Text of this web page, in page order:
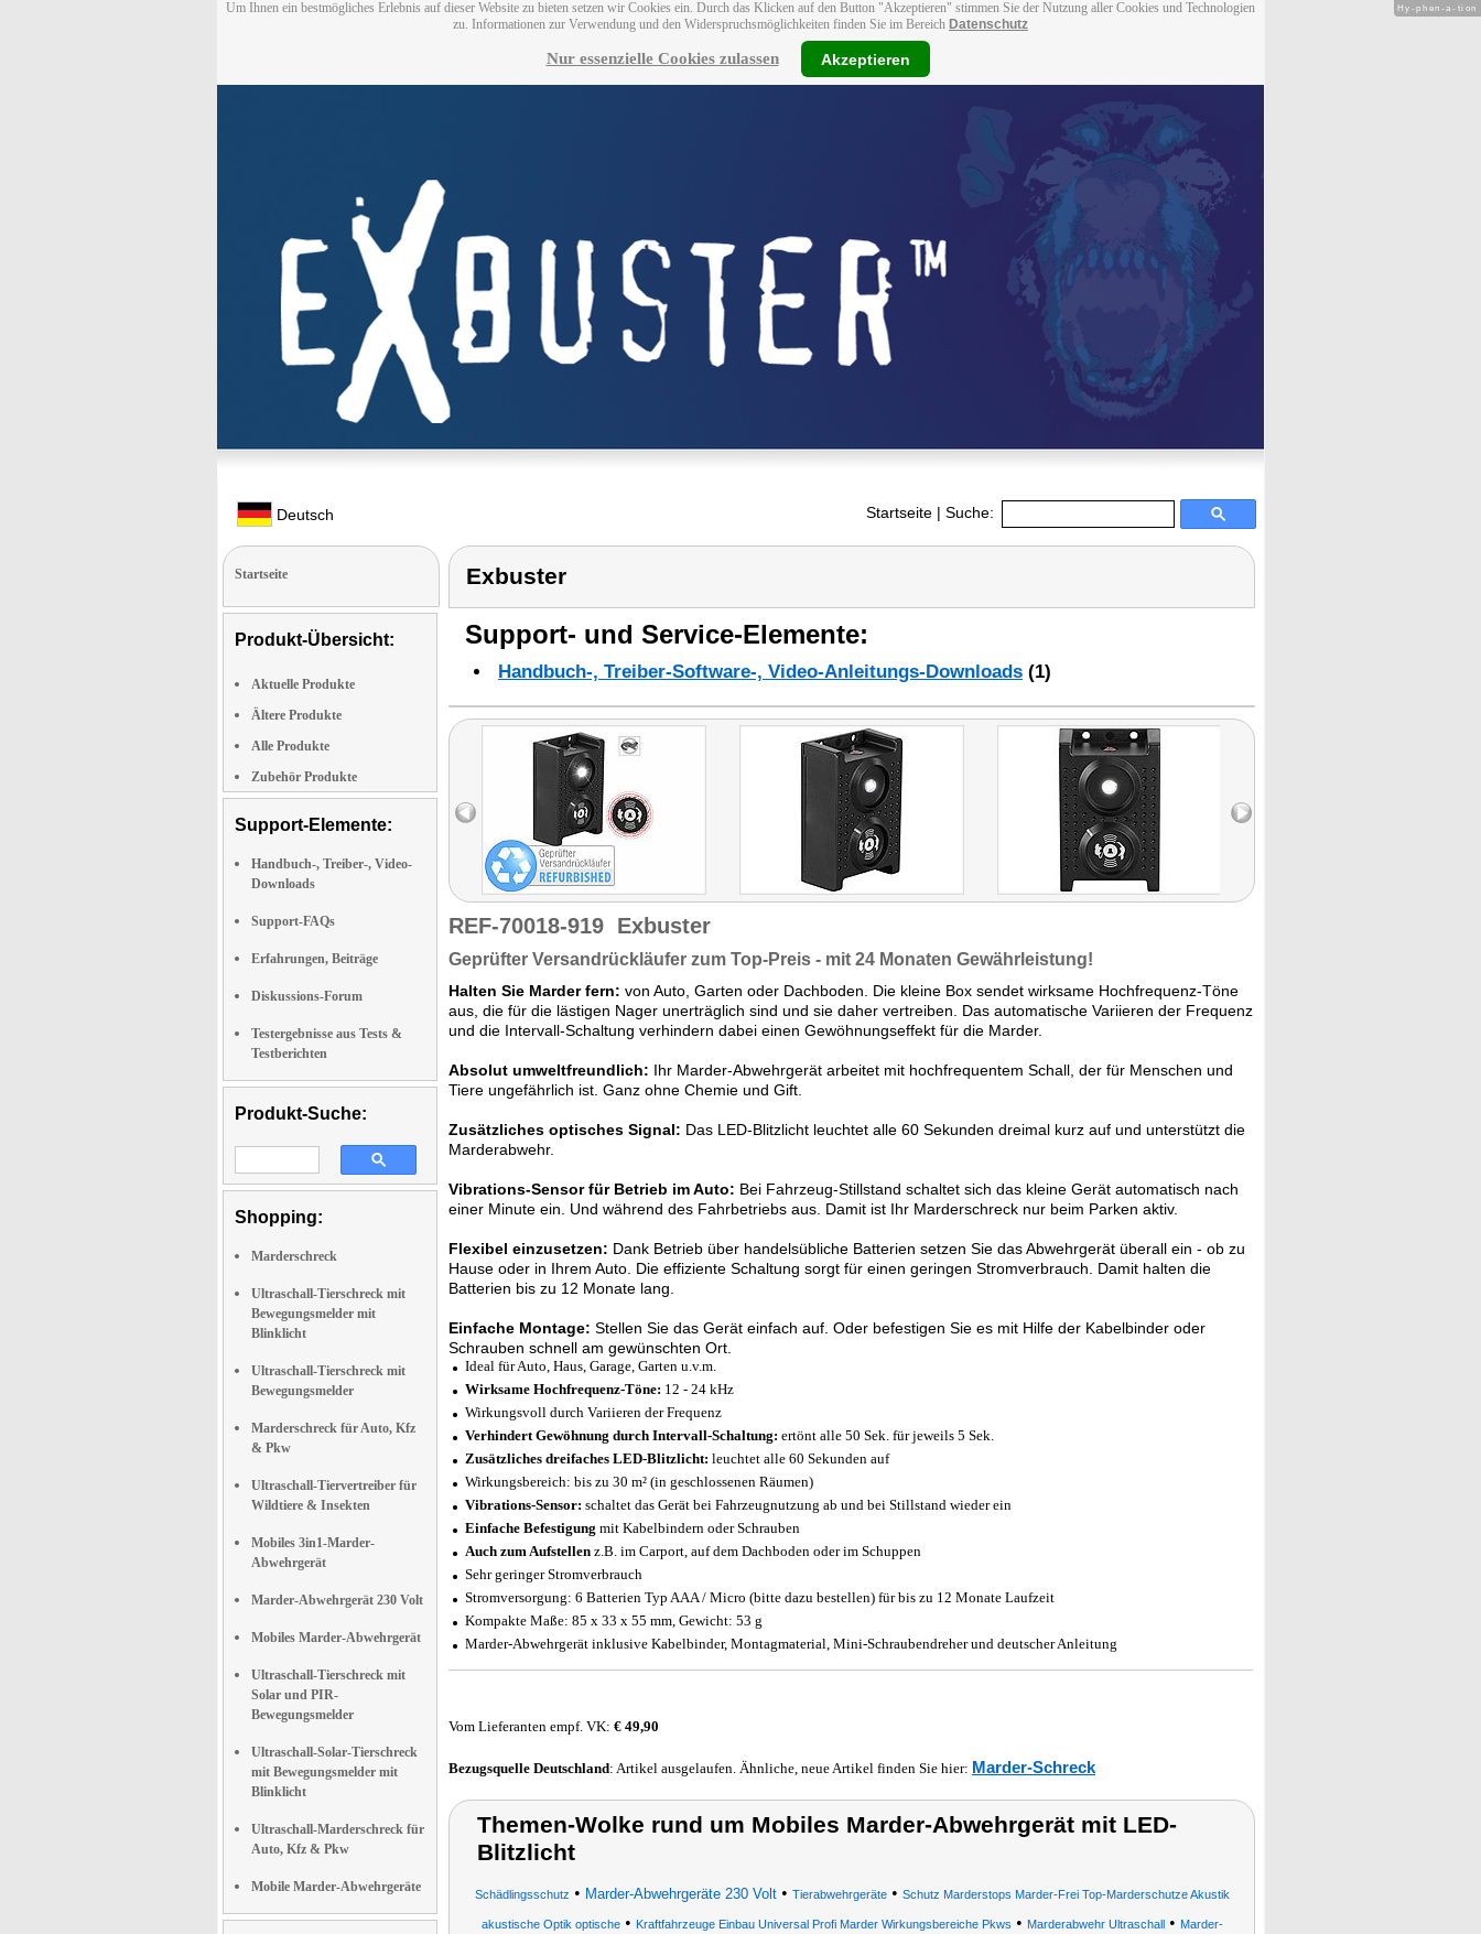
Um Ihnen ein bestmögliches Erlebnis auf dieser Website zu bieten setzen wir Cookies ein. Durch das Klicken auf den Button "Akzeptieren" stimmen Sie der Nutzung aller Cookies und Technologien
zu. Informationen zur Verwendung und den Widerspruchsmöglichkeiten finden Sie im Bereich Datenschutz
Nur essenzielle Cookies zulassen Akzeptieren
Deutsch Startseite | Suche:
Startseite
Produkt-Übersicht:
Aktuelle Produkte
Ältere Produkte
Alle Produkte
Zubehör Produkte
Support-Elemente:
Handbuch-, Treiber-, Video-
Downloads
Support-FAQs
Erfahrungen, Beiträge
Diskussions-Forum
Testergebnisse aus Tests &
Testberichten
Produkt-Suche:
Shopping:
Marderschreck
Ultraschall-Tierschreck mit
Bewegungsmelder mit
Blinklicht
Ultraschall-Tierschreck mit
Bewegungsmelder
Marderschreck für Auto, Kfz
& Pkw
Ultraschall-Tiervertreiber für
Wildtiere & Insekten
Mobiles 3in1-Marder-
Abwehrgerät
Marder-Abwehrgerät 230 Volt
Mobiles Marder-Abwehrgerät
Ultraschall-Tierschreck mit
Solar und PIR-
Bewegungsmelder
Ultraschall-Solar-Tierschreck
mit Bewegungsmelder mit
Blinklicht
Ultraschall-Marderschreck für
Auto, Kfz & Pkw
Mobile Marder-Abwehrgeräte
Exbuster
Support- und Service-Elemente:
Handbuch-, Treiber-Software-, Video-Anleitungs-Downloads (1)
REF-70018-919 Exbuster
Geprüfter Versandrückläufer zum Top-Preis - mit 24 Monaten Gewährleistung!
Halten Sie Marder fern: von Auto, Garten oder Dachboden. Die kleine Box sendet wirksame Hochfrequenz-Töne
aus, die für die lästigen Nager unerträglich sind und sie daher vertreiben. Das automatische Variieren der Frequenz
und die Intervall-Schaltung verhindern dabei einen Gewöhnungseffekt für die Marder.
Absolut umweltfreundlich: Ihr Marder-Abwehrgerät arbeitet mit hochfrequentem Schall, der für Menschen und
Tiere ungefährlich ist. Ganz ohne Chemie und Gift.
Zusätzliches optisches Signal: Das LED-Blitzlicht leuchtet alle 60 Sekunden dreimal kurz auf und unterstützt die
Marderabwehr.
Vibrations-Sensor für Betrieb im Auto: Bei Fahrzeug-Stillstand schaltet sich das kleine Gerät automatisch nach
einer Minute ein. Und während des Fahrbetriebs aus. Damit ist Ihr Marderschreck nur beim Parken aktiv.
Flexibel einzusetzen: Dank Betrieb über handelsübliche Batterien setzen Sie das Abwehrgerät überall ein - ob zu
Hause oder in Ihrem Auto. Die effiziente Schaltung sorgt für einen geringen Stromverbrauch. Damit halten die
Batterien bis zu 12 Monate lang.
Einfache Montage: Stellen Sie das Gerät einfach auf. Oder befestigen Sie es mit Hilfe der Kabelbinder oder
Schrauben schnell am gewünschten Ort.
Ideal für Auto, Haus, Garage, Garten u.v.m.
Wirksame Hochfrequenz-Töne: 12 - 24 kHz
Wirkungsvoll durch Variieren der Frequenz
Verhindert Gewöhnung durch Intervall-Schaltung: ertönt alle 50 Sek. für jeweils 5 Sek.
Zusätzliches dreifaches LED-Blitzlicht: leuchtet alle 60 Sekunden auf
Wirkungsbereich: bis zu 30 m² (in geschlossenen Räumen)
Vibrations-Sensor: schaltet das Gerät bei Fahrzeugnutzung ab und bei Stillstand wieder ein
Einfache Befestigung mit Kabelbindern oder Schrauben
Auch zum Aufstellen z.B. im Carport, auf dem Dachboden oder im Schuppen
Sehr geringer Stromverbrauch
Stromversorgung: 6 Batterien Typ AAA / Micro (bitte dazu bestellen) für bis zu 12 Monate Laufzeit
Kompakte Maße: 85 x 33 x 55 mm, Gewicht: 53 g
Marder-Abwehrgerät inklusive Kabelbinder, Montagmaterial, Mini-Schraubendreher und deutscher Anleitung
Vom Lieferanten empf. VK: € 49,90
Bezugsquelle Deutschland: Artikel ausgelaufen. Ähnliche, neue Artikel finden Sie hier: Marder-Schreck
Themen-Wolke rund um Mobiles Marder-Abwehrgerät mit LED-
Blitzlicht
Schädlingsschutz • Marder-Abwehrgeräte 230 Volt• Tierabwehrgeräte• Schutz Marderstops Marder-Frei Top-Marderschutze Akustik
akustische Optik optische• Kraftfahrzeuge Einbau Universal Profi Marder Wirkungsbereiche Pkws • Marderabwehr Ultraschall• Marder-
Hy-phen-a-tion